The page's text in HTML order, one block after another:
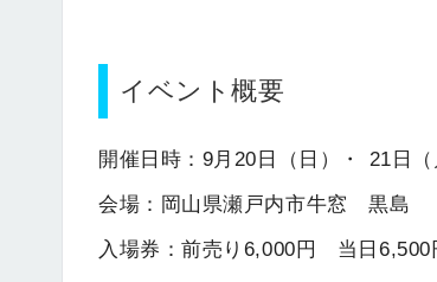
イベント概要
開催日時：9月20日（日）・ 21日（
会場：岡山県瀬戸内市牛窓 黒島
入場券：前売り6,000円 当日6,500